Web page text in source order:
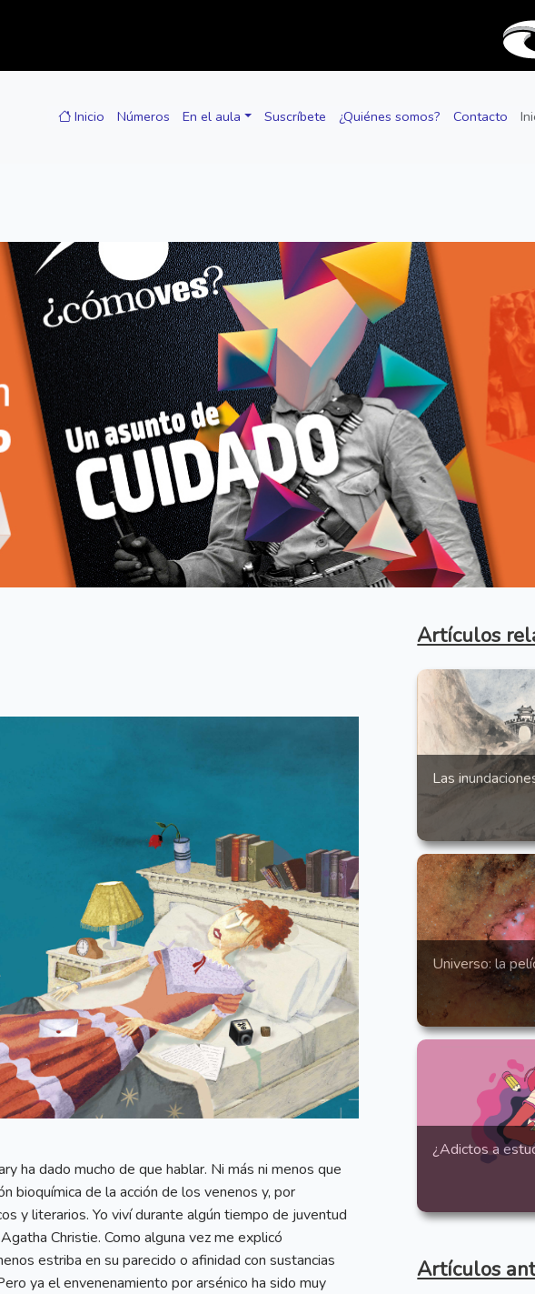
Inicio Números En el aula Suscríbete ¿Quiénes somos? Contacto
ha dado mucho de que hablar. Ni más ni menos que
bioquímica de la acción de los venenos y, por
y literarios. Yo viví durante algún tiempo de juventud
Christie. Como alguna vez me explicó
estriba en su parecido o afinidad con sustancias
ya el envenenamiento por arsénico ha sido muy
Artículos
Las
Universo: la
¿Adictos a
Artículos